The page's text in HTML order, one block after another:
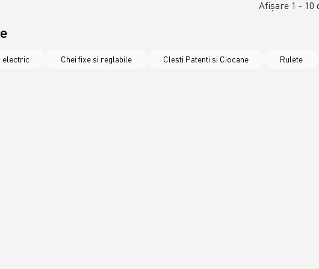
Afişare 1 - 10
electric Chei fixe si reglabile Clesti Patenti si Ciocane Rulete